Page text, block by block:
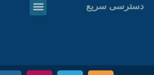
دسترسی سریع